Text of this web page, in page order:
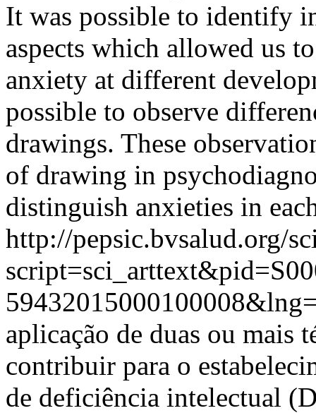
It was possible to identify
aspects which allowed us
anxiety at different
possible to observe
drawings. These
of drawing in
distinguish anxieties in
http://pepsic.bvsalud.org/
aplicação de duas ou mais
contribuir para o
de deficiência intelectual